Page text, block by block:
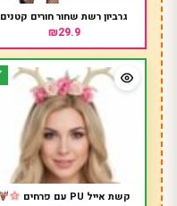
גרביון רשת שחור חורים קטנים
₪29.9
קשת אייל PU עם פרחים